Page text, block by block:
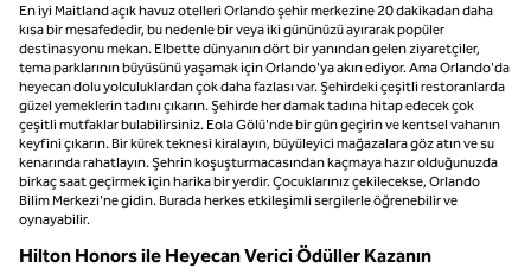
En iyi Maitland açık havuz otelleri Orlando şehir merkezine 20 dakikadan daha
kısa bir mesafededir, bu nedenle bir veya iki gününüzü ayırarak popüler
destinasyonu mekan. Elbette dünyanın dört bir yanından gelen ziyaretçiler,
tema parklarının büyüsünü yaşamak için Orlando'ya akın ediyor. Ama Orlando'da
heyecan dolu yolculuklardan çok daha fazlası var. Şehirdeki çeşitli restoranlarda
güzel yemeklerin tadını çıkarın. Şehirde her damak tadına hitap edecek çok
çeşitli mutfaklar bulabilirsiniz. Eola Gölü'nde bir gün geçirin ve kentsel vahanın
keyfini çıkarın. Bir kürek teknesi kiralayın, büyüleyici mağazalara göz atın ve su
kenarında rahatlayın. Şehrin koşuşturmacasından kaçmaya hazır olduğunuzda
birkaç saat geçirmek için harika bir yerdir. Çocuklarınız çekilecekse, Orlando
Bilim Merkezi'ne gidin. Burada herkes etkileşimli sergilerle öğrenebilir ve
oynayabilir.
Hilton Honors ile Heyecan Verici Ödüller Kazanın